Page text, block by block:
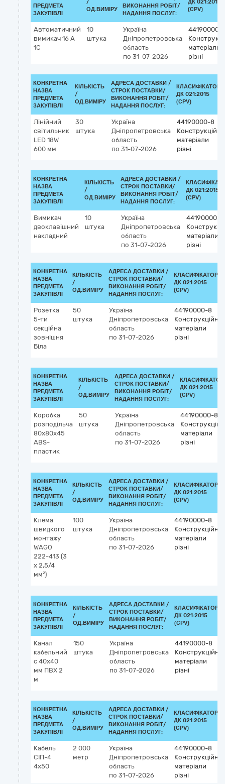
ПРЕДМЕТА
ЗАКУПІВЛІ
/
ОД.ВИМІРУ
ВИКОНАННЯ РОБІТ/
НАДАННЯ ПОСЛУГ:
ДК 021:2015
(CPV)
Автоматичний
вимикач 16 А
1С
10
штука
Україна
Дніпропетровська
область
по 31-07-2026
44190000-
матеріали
різні
КОНКРЕТНА
НАЗВА
ПРЕДМЕТА
ЗАКУПІВЛІ
КІЛЬКІСТЬ
/
ОД.ВИМІРУ
АДРЕСА ДОСТАВКИ /
СТРОК ПОСТАВКИ/
ВИКОНАННЯ РОБІТ/
НАДАННЯ ПОСЛУГ:
КЛАСИФІКАТОР
ДК 021:2015
(CPV)
Лінійний
світильник
LED 18W
600 мм
30
штука
Україна
Дніпропетровська
область
по 31-07-2026
44190000-8
Конструкційні
матеріали
різні
КОНКРЕТНА
НАЗВА
ПРЕДМЕТА
ЗАКУПІВЛІ
КІЛЬКІСТЬ
/
ОД.ВИМІРУ
АДРЕСА ДОСТАВКИ /
СТРОК ПОСТАВКИ/
ВИКОНАННЯ РОБІТ/
НАДАННЯ ПОСЛУГ:
ДК 021:2015
(CPV)
Вимикач
двоклавішний
накладний
10
штука
Україна
Дніпропетровська
область
по 31-07-2026
44190000-8
матеріали
різні
КОНКРЕТНА
НАЗВА
ПРЕДМЕТА
ЗАКУПІВЛІ
КІЛЬКІСТЬ
/
ОД.ВИМІРУ
АДРЕСА ДОСТАВКИ /
СТРОК ПОСТАВКИ/
ВИКОНАННЯ РОБІТ/
НАДАННЯ ПОСЛУГ:
КЛАСИФІКАТОР
ДК 021:2015
(CPV)
Розетка
5-ти
секційна
зовнішня
Біла
50
штука
Україна
Дніпропетровська
область
по 31-07-2026
44190000-8
Конструкційні
матеріали
різні
КОНКРЕТНА
НАЗВА
ПРЕДМЕТА
ЗАКУПІВЛІ
КІЛЬКІСТЬ
/
ОД.ВИМІРУ
АДРЕСА ДОСТАВКИ /
СТРОК ПОСТАВКИ/
ВИКОНАННЯ РОБІТ/
НАДАННЯ ПОСЛУГ:
КЛАСИФІКАТОР
ДК 021:2015
(CPV)
Коробка
розподільча
80х80х45
ABS-
пластик
50
штука
Україна
Дніпропетровська
область
по 31-07-2026
44190000-8
матеріали
різні
КОНКРЕТНА
НАЗВА
ПРЕДМЕТА
ЗАКУПІВЛІ
КІЛЬКІСТЬ
/
ОД.ВИМІРУ
АДРЕСА ДОСТАВКИ /
СТРОК ПОСТАВКИ/
ВИКОНАННЯ РОБІТ/
НАДАННЯ ПОСЛУГ:
КЛАСИФІКАТОР
ДК 021:2015
(CPV)
Клема
швидкого
монтажу
WAGO
222-413 (3
x 2,5/4
мм²)
100
штука
Україна
Дніпропетровська
область
по 31-07-2026
44190000-8
Конструкційні
матеріали
різні
КОНКРЕТНА
НАЗВА
ПРЕДМЕТА
ЗАКУПІВЛІ
КІЛЬКІСТЬ
/
ОД.ВИМІРУ
АДРЕСА ДОСТАВКИ /
СТРОК ПОСТАВКИ/
ВИКОНАННЯ РОБІТ/
НАДАННЯ ПОСЛУГ:
КЛАСИФІКАТОР
ДК 021:2015
(CPV)
Канал
кабельний
c 40x40
мм ПВХ 2
м
150
штука
Україна
Дніпропетровська
область
по 31-07-2026
44190000-8
Конструкційні
матеріали
різні
КОНКРЕТНА
НАЗВА
ПРЕДМЕТА
ЗАКУПІВЛІ
КІЛЬКІСТЬ
/
ОД.ВИМІРУ
АДРЕСА ДОСТАВКИ /
СТРОК ПОСТАВКИ/
ВИКОНАННЯ РОБІТ/
НАДАННЯ ПОСЛУГ:
КЛАСИФІКАТОР
ДК 021:2015
(CPV)
Кабель
СІП-4
4х50
2 000
метр
Україна
Дніпропетровська
область
по 31-07-2026
44190000-8
Конструкційні
матеріали
різні